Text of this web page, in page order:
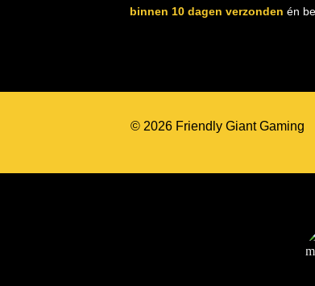
binnen 10 dagen verzonden én
© 2026 Friendly Giant Gaming